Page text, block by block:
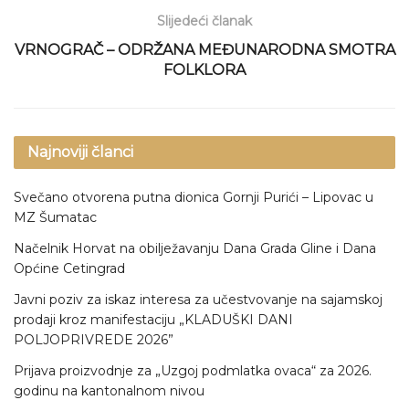
Slijedeći članak
VRNOGRAČ – ODRŽANA MEĐUNARODNA SMOTRA
FOLKLORA
Najnoviji članci
Svečano otvorena putna dionica Gornji Purići – Lipovac u
MZ Šumatac
Načelnik Horvat na obilježavanju Dana Grada Gline i Dana
Općine Cetingrad
Javni poziv za iskaz interesa za učestvovanje na sajamskoj
prodaji kroz manifestaciju „KLADUŠKI DANI
POLJOPRIVREDE 2026”
Prijava proizvodnje za „Uzgoj podmlatka ovaca“ za 2026.
godinu na kantonalnom nivou